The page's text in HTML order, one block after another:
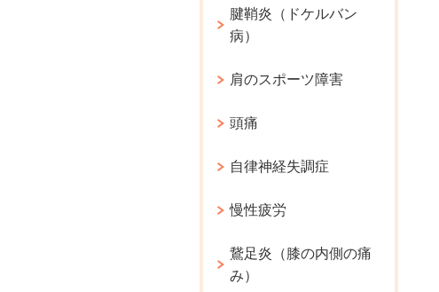
腱鞘炎（ドケルバン
病）
肩のスポーツ障害
頭痛
自律神経失調症
慢性疲労
鵞足炎（膝の内側の痛
み）